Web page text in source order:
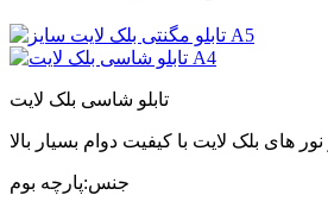
تابلو شاسی بلک لایت
جنس:پارچه بوم